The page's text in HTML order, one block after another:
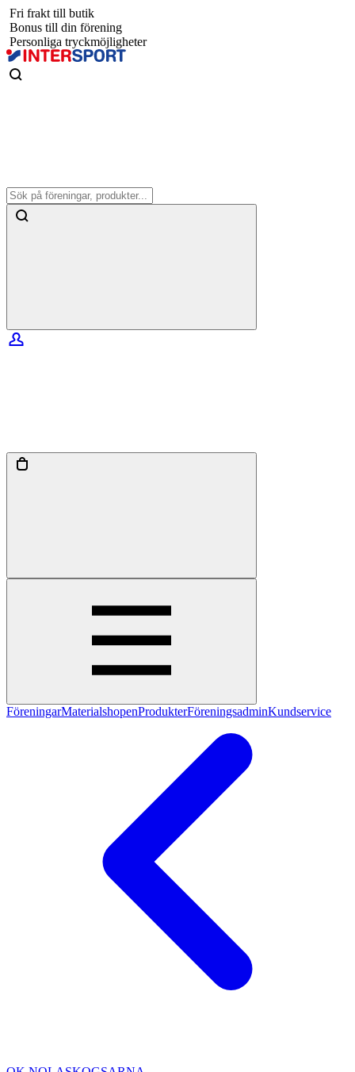
Fri frakt till butik
Bonus till din förening
Personliga tryckmöjligheter
FöreningarMaterialshopenProdukterFöreningsadminKundservice